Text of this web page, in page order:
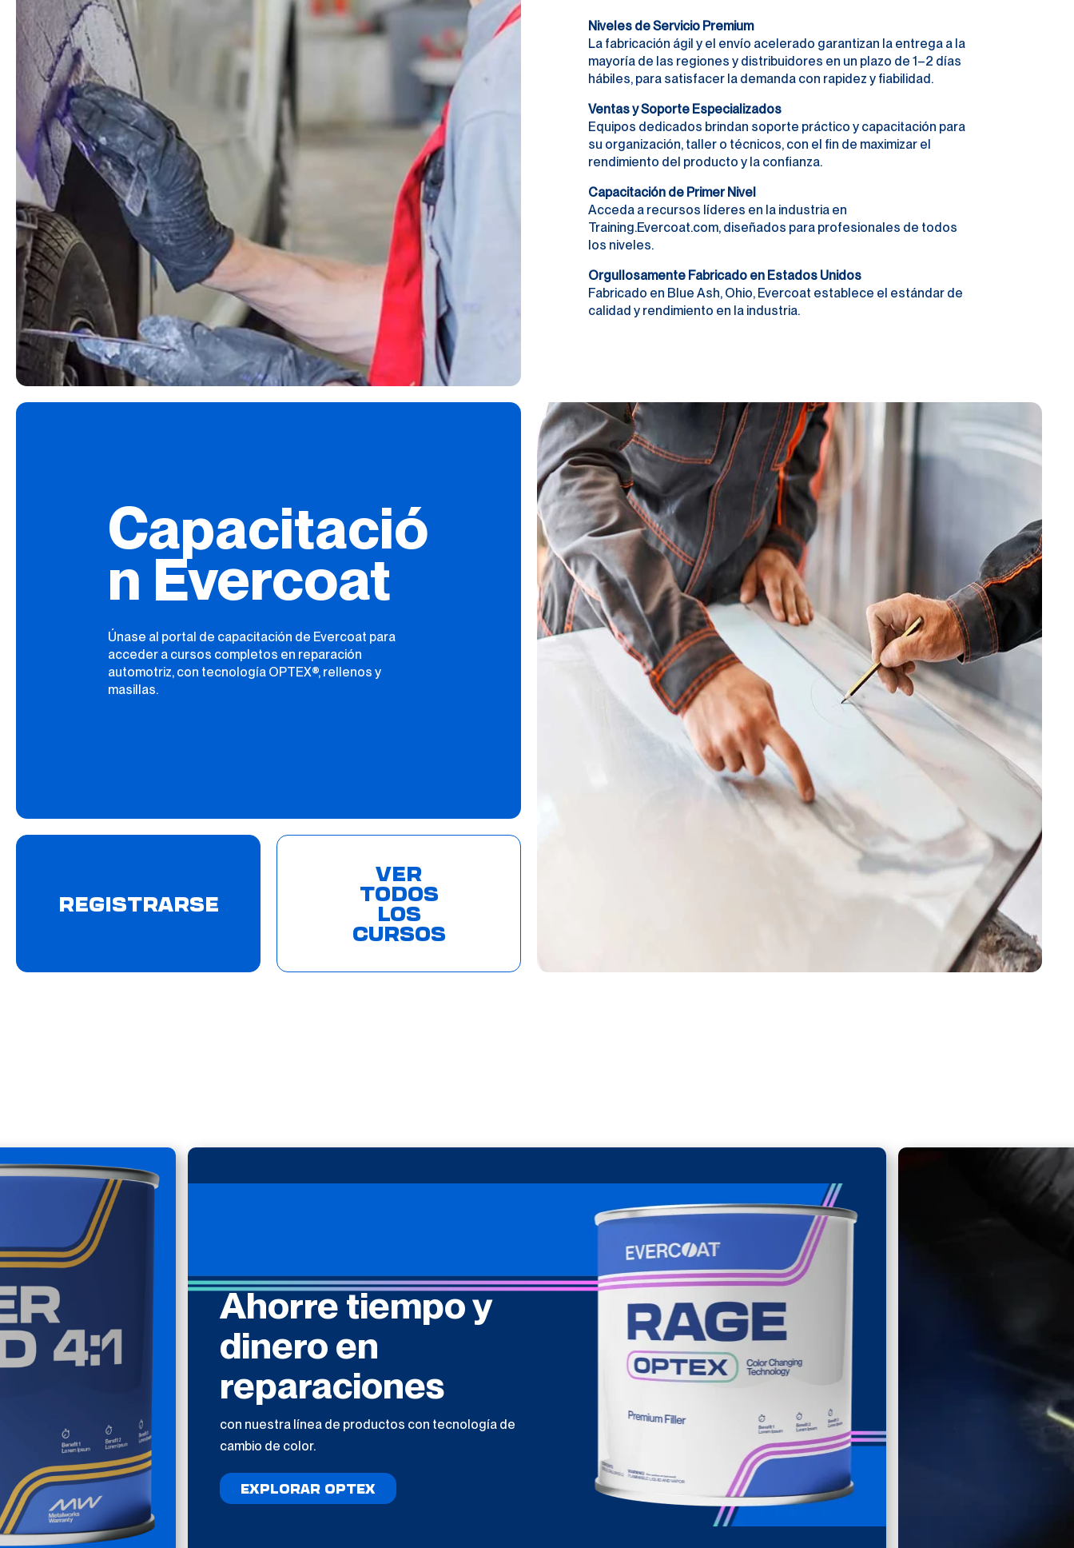
Niveles de Servicio Premium
La fabricación ágil y el envío acelerado garantizan la entrega a la
mayoría de las regiones y distribuidores en un plazo de 1–2 días
hábiles, para satisfacer la demanda con rapidez y fiabilidad.
Ventas y Soporte Especializados
Equipos dedicados brindan soporte práctico y capacitación para
su organización, taller o técnicos, con el fin de maximizar el
rendimiento del producto y la confianza.
Capacitación de Primer Nivel
Acceda a recursos líderes en la industria en
Training.Evercoat.com, diseñados para profesionales de todos
los niveles.
Orgullosamente Fabricado en Estados Unidos
Fabricado en Blue Ash, Ohio, Evercoat establece el estándar de
calidad y rendimiento en la industria.
Capacitació
n Evercoat
Únase al portal de capacitación de Evercoat para
acceder a cursos completos en reparación
automotriz, con tecnología OPTEX®, rellenos y
masillas.
REGISTRARSE
VER
TODOS
LOS
CURSOS
Ahorre tiempo y
dinero en
reparaciones
con nuestra línea de productos con tecnología de
cambio de color.
EXPLORAR OPTEX